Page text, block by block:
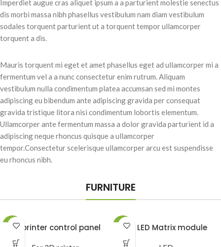
Imperdiet augue cras aliquet ipsum a a parturient molestie senectus
dis morbi massa nibh phasellus vestibulum nam diam vestibulum
sodales torquent parturient ut a torquent tempor ullamcorper
torquent a dis.
Mauris torquent mi eget et amet phasellus eget ad ullamcorper mi a
fermentum vel a a nunc consectetur enim rutrum. Aliquam
vestibulum nulla condimentum platea accumsan sed mi montes
adipiscing eu bibendum ante adipiscing gravida per consequat
gravida tristique litora nisi condimentum lobortis elementum.
Ullamcorper ante fermentum massa a dolor gravida parturient id a
adipiscing neque rhoncus quisque a ullamcorper
tempor.Consectetur scelerisque ullamcorper arcu est suspendisse
eu rhoncus nibh.
FURNITURE
-10%3D printer control panel -78%64 LED Matrix module